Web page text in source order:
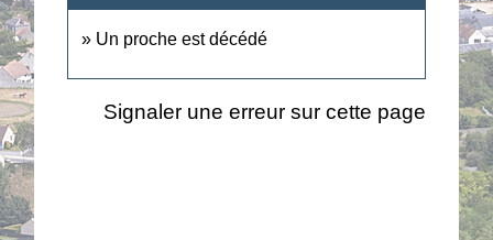
Un proche est décédé
Signaler une erreur sur cette page